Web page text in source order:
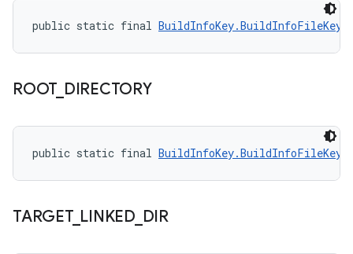
public static final BuildInfoKey.BuildInfoFileKey
ROOT_ DIRECTORY
public static final BuildInfoKey.BuildInfoFileKey
TARGET_ LINKED_ DIR